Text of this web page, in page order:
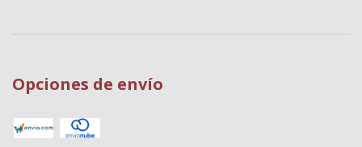
Opciones de envío